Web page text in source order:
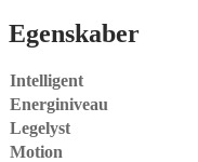
Egenskaber
Intelligent
Energiniveau
Legelyst
Motion